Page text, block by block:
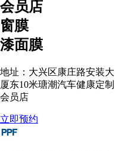
会员店
窗膜
漆面膜
地址：大兴区康庄路安装大
厦东10米瑭潮汽车健康定制
会员店
立即预约